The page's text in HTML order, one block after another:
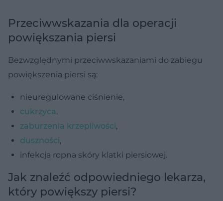
Przeciwwskazania dla operacji
powiększania piersi
Bezwzględnymi przeciwwskazaniami do zabiegu
powiększenia piersi są:
nieuregulowane ciśnienie,
cukrzyca,
zaburzenia krzepliwości,
duszności,
infekcja ropna skóry klatki piersiowej.
Jak znaleźć odpowiedniego lekarza,
który powiększy piersi?